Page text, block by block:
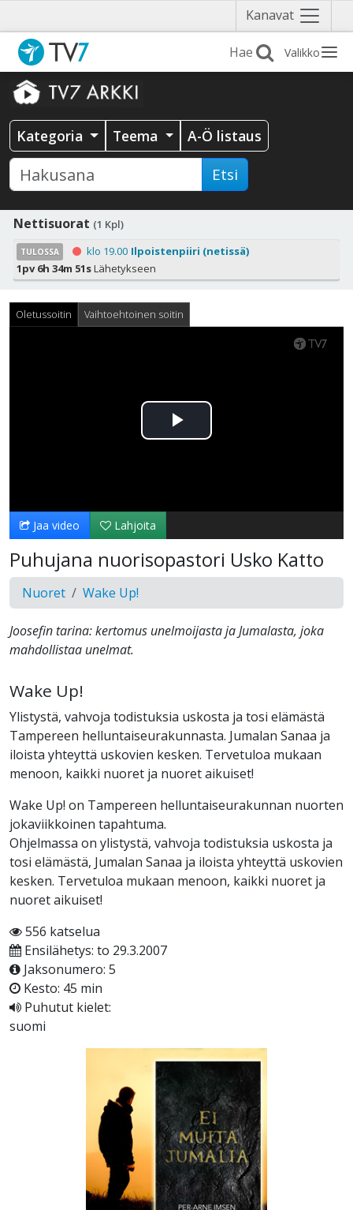
Kanavat Näytä
valikko
Valikko
Kategoria Teema A-Ö listaus
Etsi
Nettisuorat (1 Kpl)
TULOSSA klo 19.00 Ilpoistenpiiri (netissä)
1pv 6h 34m 51sLähetykseen
Oletussoitin Vaihtoehtoinen soitin
Toista
Jaa video Lahjoita
Puhujana nuorisopastori Usko Katto
Nuoret Wake Up!
Joosefin tarina: kertomus unelmoijasta ja Jumalasta, joka
mahdollistaa unelmat.
Wake Up!
Ylistystä, vahvoja todistuksia uskosta ja tosi elämästä
Tampereen helluntaiseurakunnasta. Jumalan Sanaa ja
iloista yhteyttä uskovien kesken. Tervetuloa mukaan
menoon, kaikki nuoret ja nuoret aikuiset!
Wake Up! on Tampereen helluntaiseurakunnan nuorten
jokaviikkoinen tapahtuma.
Ohjelmassa on ylistystä, vahvoja todistuksia uskosta ja
tosi elämästä, Jumalan Sanaa ja iloista yhteyttä uskovien
kesken. Tervetuloa mukaan menoon, kaikki nuoret ja
nuoret aikuiset!
556 katselua
Ensilähetys: to 29.3.2007
Jaksonumero: 5
Kesto: 45 min
Puhutut kielet:
suomi